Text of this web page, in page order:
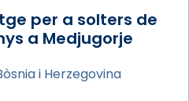
per a solters de
a Medjugorje
i Herzegovina